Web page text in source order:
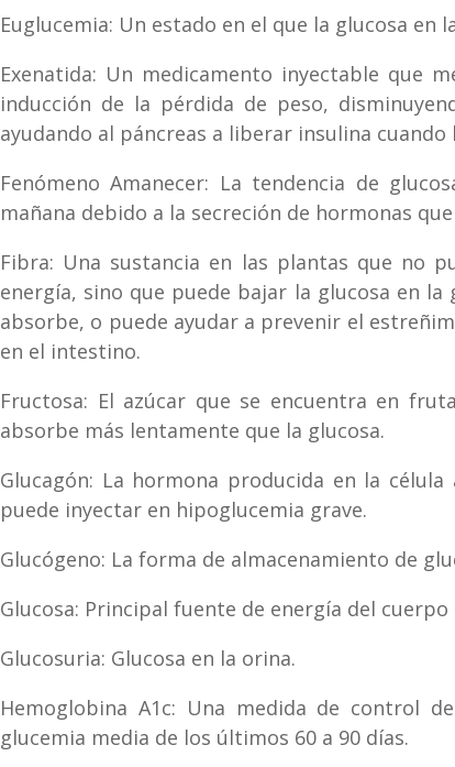
Euglucemia: Un estado en el que la glucosa en
Exenatida: Un medicamento inyectable que
inducción de la pérdida de peso,
ayudando al páncreas a liberar insulina cuando
Fenómeno Amanecer: La tendencia de
mañana debido a la secreción de hormonas
Fibra: Una sustancia en las plantas que no
energía, sino que puede bajar la glucosa en la
absorbe, o puede ayudar a prevenir el
en el intestino.
Fructosa: El azúcar que se encuentra en
absorbe más lentamente que la glucosa.
Glucagón: La hormona producida en la
puede inyectar en hipoglucemia grave.
Glucógeno: La forma de almacenamiento de
Glucosa: Principal fuente de energía del cuerpo
Glucosuria: Glucosa en la orina.
Hemoglobina A1c: Una medida de control
glucemia media de los últimos 60 a 90 días.